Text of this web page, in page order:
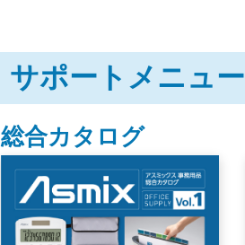
サポートメニュー
総合カタログ